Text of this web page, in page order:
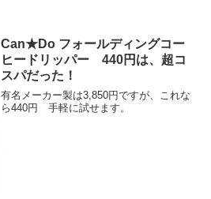
Can★Do フォールディングコー
ヒードリッパー 440円は、超コ
スパだった！
有名メーカー製は3,850円ですが、これな
ら440円 手軽に試せます。